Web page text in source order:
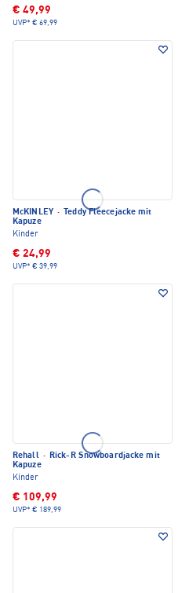
€ 49,99
UVP* € 69,99
McKINLEY ·
Teddy Fleecejacke mit
Kapuze
Kinder
€ 24,99
UVP* € 39,99
Rehall · Rick-R Snowboardjacke mit
Kapuze
Kinder
€ 109,99
UVP* € 189,99